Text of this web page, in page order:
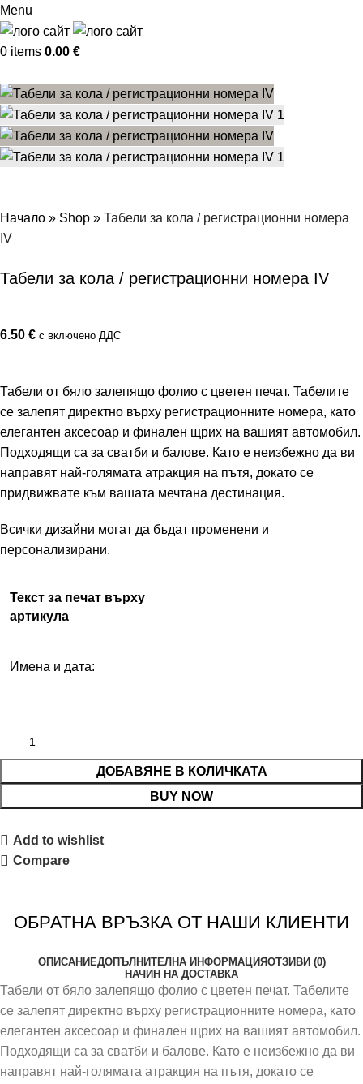
Menu
0 items 0.00 €
Начало » Shop » Табели за кола / регистрационни номера
IV
Табели за кола / регистрационни номера IV
6.50 € с включено ДДС
Табели от бяло залепящо фолио с цветен печат. Табелите
се залепят директно върху регистрационните номера, като
елегантен аксесоар и финален щрих на вашият автомобил.
Подходящи са за сватби и балове. Като е неизбежно да ви
направят най-голямата атракция на пътя, докато се
придвижвате към вашата мечтана дестинация.
Всички дизайни могат да бъдат променени и
персонализирани.
Текст за печат върху
артикула
Имена и дата:
ДОБАВЯНЕ В КОЛИЧКАТА
BUY NOW
Add to wishlist
Compare
ОБРАТНА ВРЪЗКА ОТ НАШИ КЛИЕНТИ
ОПИСАНИЕДОПЪЛНИТЕЛНА ИНФОРМАЦИЯОТЗИВИ (0)
НАЧИН НА ДОСТАВКА
Табели от бяло залепящо фолио с цветен печат. Табелите
се залепят директно върху регистрационните номера, като
елегантен аксесоар и финален щрих на вашият автомобил.
Подходящи са за сватби и балове. Като е неизбежно да ви
направят най-голямата атракция на пътя, докато се